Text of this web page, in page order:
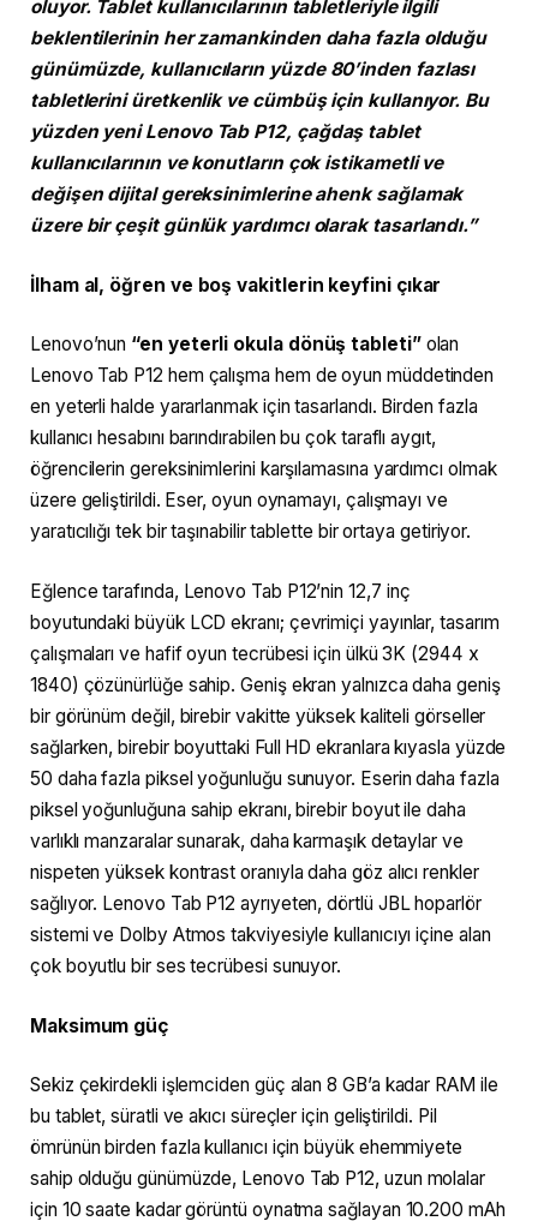
oluyor. Tablet kullanıcılarının tabletleriyle ilgili
beklentilerinin her zamankinden daha fazla olduğu
günümüzde, kullanıcıların yüzde 80’inden fazlası
tabletlerini üretkenlik ve cümbüş için kullanıyor. Bu
yüzden yeni Lenovo Tab P12, çağdaş tablet
kullanıcılarının ve konutların çok istikametli ve
değişen dijital gereksinimlerine ahenk sağlamak
üzere bir çeşit günlük yardımcı olarak tasarlandı.”
İlham al, öğren ve boş vakitlerin keyfini çıkar
Lenovo’nun “en yeterli okula dönüş tableti”olan
Lenovo Tab P12 hem çalışma hem de oyun müddetinden
en yeterli halde yararlanmak için tasarlandı. Birden fazla
kullanıcı hesabını barındırabilen bu çok taraflı aygıt,
öğrencilerin gereksinimlerini karşılamasına yardımcı olmak
üzere geliştirildi. Eser, oyun oynamayı, çalışmayı ve
yaratıcılığı tek bir taşınabilir tablette bir ortaya getiriyor.
Eğlence tarafında, Lenovo Tab P12’nin 12,7 inç
boyutundaki büyük LCD ekranı; çevrimiçi yayınlar, tasarım
çalışmaları ve hafif oyun tecrübesi için ülkü 3K (2944 x
1840) çözünürlüğe sahip. Geniş ekran yalnızca daha geniş
bir görünüm değil, birebir vakitte yüksek kaliteli görseller
sağlarken, birebir boyuttaki Full HD ekranlara kıyasla yüzde
50 daha fazla piksel yoğunluğu sunuyor. Eserin daha fazla
piksel yoğunluğuna sahip ekranı, birebir boyut ile daha
varlıklı manzaralar sunarak, daha karmaşık detaylar ve
nispeten yüksek kontrast oranıyla daha göz alıcı renkler
sağlıyor. Lenovo Tab P12 ayrıyeten, dörtlü JBL hoparlör
sistemi ve Dolby Atmos takviyesiyle kullanıcıyı içine alan
çok boyutlu bir ses tecrübesi sunuyor.
Maksimum güç
Sekiz çekirdekli işlemciden güç alan 8 GB’a kadar RAM ile
bu tablet, süratli ve akıcı süreçler için geliştirildi. Pil
ömrünün birden fazla kullanıcı için büyük ehemmiyete
sahip olduğu günümüzde, Lenovo Tab P12, uzun molalar
için 10 saate kadar görüntü oynatma sağlayan 10.200 mAh